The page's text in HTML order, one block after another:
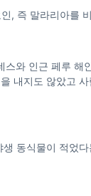
, 즉 말라리아를
와 인근 페루 해
내지도 않았고
동식물이 적었